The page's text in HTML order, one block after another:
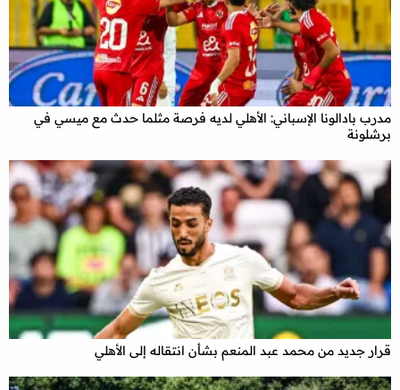
مدرب بادالونا الإسباني: الأهلي لديه فرصة مثلما حدث مع ميسي في
برشلونة
قرار جديد من محمد عبد المنعم بشأن انتقاله إلى الأهلي